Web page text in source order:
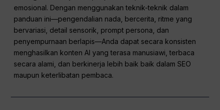
emosional. Dengan menggunakan teknik-teknik dalam
panduan ini—pengendalian nada, bercerita, ritme yang
bervariasi, detail sensorik, prompt persona, dan
penyempurnaan berlapis—Anda dapat secara konsisten
menghasilkan konten AI yang terasa manusiawi, terbaca
secara alami, dan berkinerja lebih baik baik dalam SEO
maupun keterlibatan pembaca.